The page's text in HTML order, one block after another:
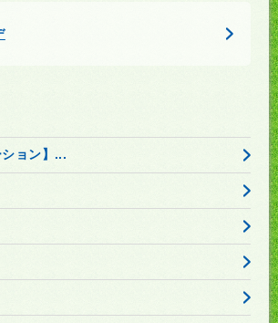
ション】...